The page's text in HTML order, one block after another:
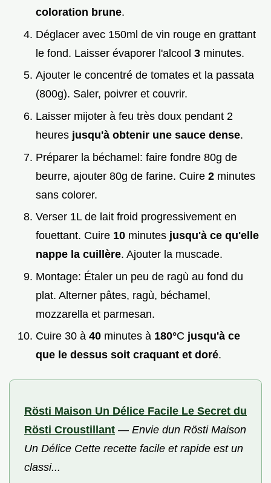
coloration brune.
Déglacer avec 150ml de vin rouge en grattant
le fond. Laisser évaporer l'alcool 3 minutes.
Ajouter le concentré de tomates et la passata
(800g). Saler, poivrer et couvrir.
Laisser mijoter à feu très doux pendant 2
heures jusqu'à obtenir une sauce dense.
Préparer la béchamel: faire fondre 80g de
beurre, ajouter 80g de farine. Cuire 2 minutes
sans colorer.
Verser 1L de lait froid progressivement en
fouettant. Cuire 10 minutes jusqu'à ce qu'elle
nappe la cuillère. Ajouter la muscade.
Montage: Étaler un peu de ragù au fond du
plat. Alterner pâtes, ragù, béchamel,
mozzarella et parmesan.
Cuire 30 à 40 minutes à 180°C jusqu'à ce
que le dessus soit craquant et doré.
Rösti Maison Un Délice Facile Le Secret du
Rösti Croustillant — Envie dun Rösti Maison
Un Délice Cette recette facile et rapide est un
classi...